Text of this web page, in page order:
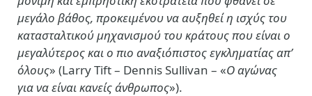
μεγάλο βάθος, προκειμένου να αυξηθεί η ισχύς του
κατασταλτικού μηχανισμού του κράτους που είναι ο
μεγαλύτερος και ο πιο αναξιόπιστος εγκληματίας απ’
όλους» (Larry Tift – Dennis Sullivan – «Ο αγώνας
για να είναι κανείς άνθρωπος»).